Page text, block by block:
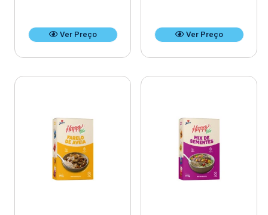
Ver Preço Ver Preço